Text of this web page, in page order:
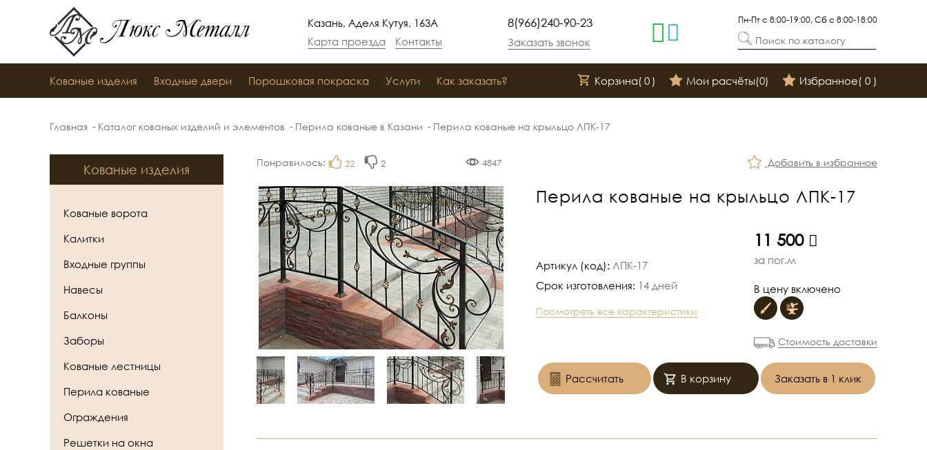
Люкс Металл
Казань, Аделя Кутуя, 163А
Карта проезда
Контакты
8(966)240-90-23
Заказать звонок
Пн-Пт с 8:00-19:00, Сб с 8:00-18:00
Поиск по каталогу
Кованые изделия Входные двери Порошковая покраска Услуги Как заказать? Корзина( 0 ) Мои расчёты(0) Избранное( 0 )
Главная Каталог кованых изделий и элементов Перила кованые в Казани Перила кованые на крыльцо ЛПК-17
Понравилось: 22 2 4847 Добавить в избранное
Перила кованые на крыльцо ЛПК-17
Артикул (код): ЛПК-17
Срок изготовления: 14 дней
Посмотреть все характеристики
11 500
руб.
за пог.м
В цену включено
Стоимость доставки
Рассчитать В корзину Заказать в 1 клик
Кованые изделия
Кованые ворота
Калитки
Входные группы
Навесы
Балконы
Заборы
Кованые лестницы
Перила кованые
Ограждения
Решетки на окна